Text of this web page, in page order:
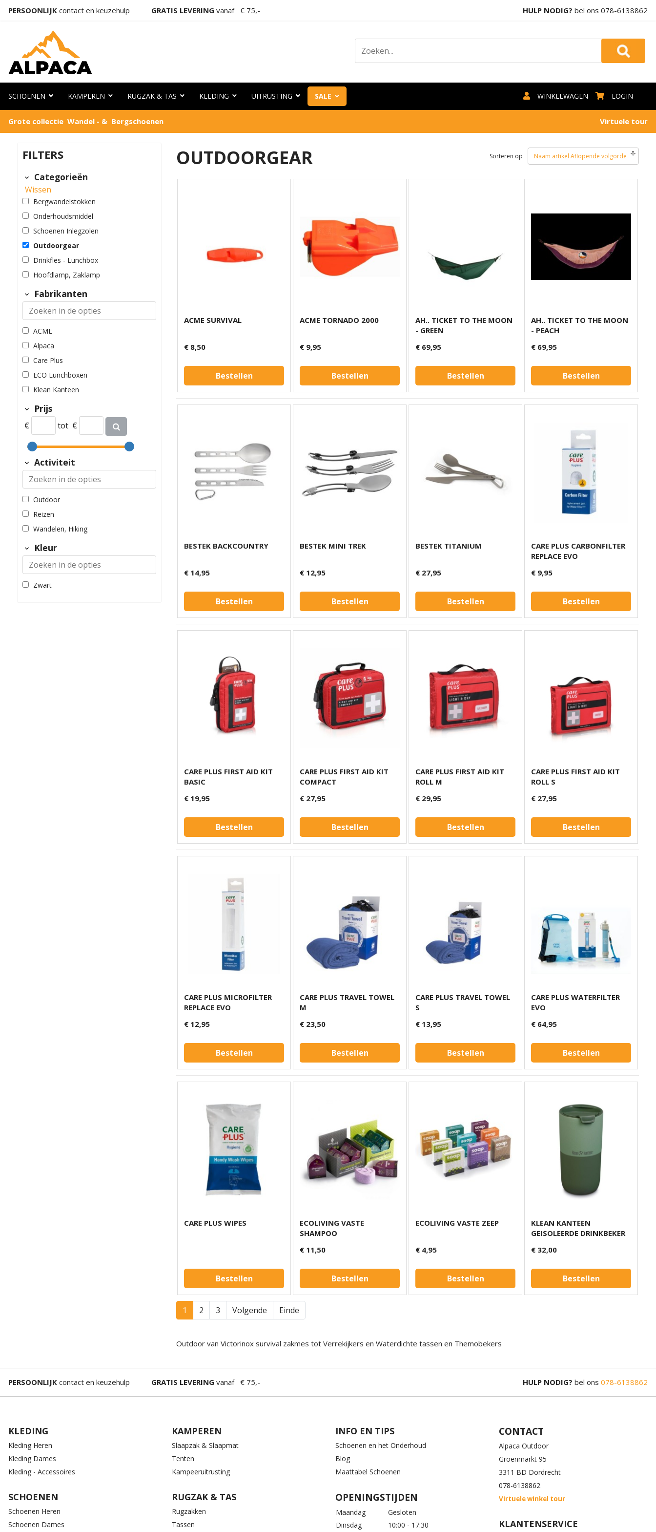
PERSOONLIJK contact en keuzehulp GRATIS LEVERING vanaf € 75,- HULP NODIG? bel ons 078-6138862
SCHOENEN KAMPEREN RUGZAK & TAS KLEDING UITRUSTING SALE LOGIN
WINKELWAGEN
Grote collectie Wandel - & Bergschoenen Virtuele tour
FILTERS
Categorieën
Wissen
Bergwandelstokken
Onderhoudsmiddel
Schoenen Inlegzolen
Outdoorgear
Drinkfles - Lunchbox
Hoofdlamp, Zaklamp
Fabrikanten
ACME
Alpaca
Care Plus
ECO Lunchboxen
Klean Kanteen
Light My Fire
Lowland
MSR
Osprey
Silva
Victorinox
Prijs
€ tot €
Activiteit
Outdoor
Reizen
Wandelen, Hiking
Kleur
Zwart
Sorteren op Naam artikel Aflopende volgorde
OUTDOORGEAR
ACME SURVIVAL
€ 8,50
Bestellen
ACME TORNADO 2000
€ 9,95
Bestellen
AH.. TICKET TO THE MOON
- GREEN
€ 69,95
Bestellen
AH.. TICKET TO THE MOON
- PEACH
€ 69,95
Bestellen
BESTEK BACKCOUNTRY
€ 14,95
Bestellen
BESTEK MINI TREK
€ 12,95
Bestellen
BESTEK TITANIUM
€ 27,95
Bestellen
CARE PLUS CARBONFILTER
REPLACE EVO
€ 9,95
Bestellen
CARE PLUS FIRST AID KIT
BASIC
€ 19,95
Bestellen
CARE PLUS FIRST AID KIT
COMPACT
€ 27,95
Bestellen
CARE PLUS FIRST AID KIT
ROLL M
€ 29,95
Bestellen
CARE PLUS FIRST AID KIT
ROLL S
€ 27,95
Bestellen
CARE PLUS MICROFILTER
REPLACE EVO
€ 12,95
Bestellen
CARE PLUS TRAVEL TOWEL
M
€ 23,50
Bestellen
CARE PLUS TRAVEL TOWEL
S
€ 13,95
Bestellen
CARE PLUS WATERFILTER
EVO
€ 64,95
Bestellen
CARE PLUS WIPES
Bestellen
ECOLIVING VASTE
SHAMPOO
€ 11,50
Bestellen
ECOLIVING VASTE ZEEP
€ 4,95
Bestellen
KLEAN KANTEEN
GEISOLEERDE DRINKBEKER
€ 32,00
Bestellen
1 2 3 Volgende Einde
Outdoor van Victorinox survival zakmes tot Verrekijkers en Waterdichte tassen en Themobekers
PERSOONLIJK contact en keuzehulp GRATIS LEVERING vanaf € 75,- HULP NODIG? bel ons 078-6138862
KLEDING
Kleding Heren
Kleding Dames
Kleding - Accessoires
SCHOENEN
Schoenen Heren
Schoenen Dames
KAMPEREN
Slaapzak & Slaapmat
Tenten
Kampeeruitrusting
RUGZAK & TAS
Rugzakken
Tassen
INFO EN TIPS
Schoenen en het Onderhoud
Blog
Maattabel Schoenen
OPENINGSTIJDEN
Maandag
Gesloten
Dinsdag
10:00 - 17:30
CONTACT
Alpaca Outdoor
Groenmarkt 95
3311 BD Dordrecht
078-6138862
Virtuele winkel tour
KLANTENSERVICE